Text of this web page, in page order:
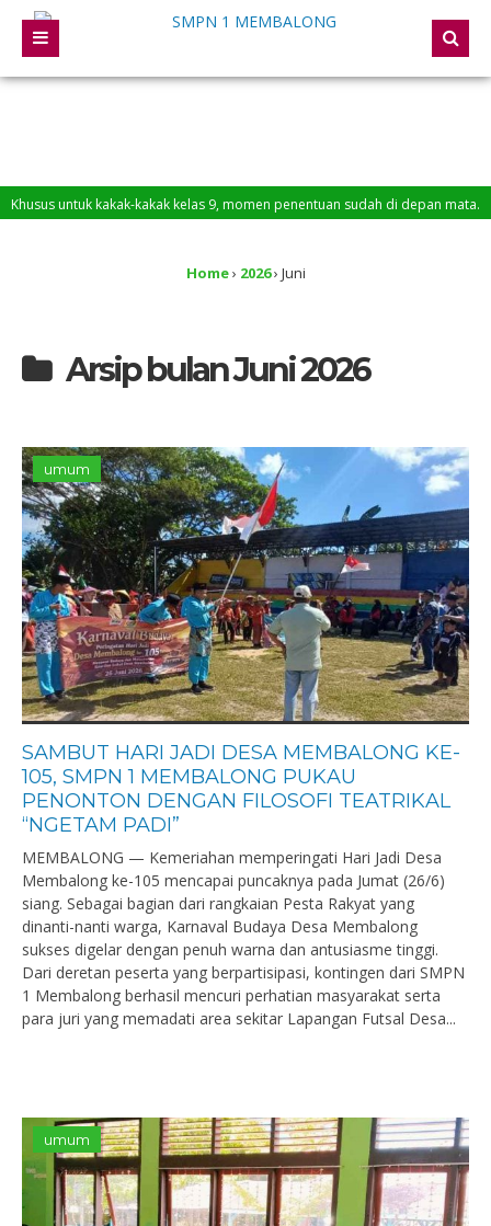
kakak-kakak kelas 9, momen penentuan sudah di depan mata.
1 Membalong
Home› 2026› Juni
Arsip bulan Juni 2026
umum
SAMBUT HARI JADI DESA MEMBALONG KE-
105, SMPN 1 MEMBALONG PUKAU
PENONTON DENGAN FILOSOFI TEATRIKAL
“NGETAM PADI”
MEMBALONG — Kemeriahan memperingati Hari Jadi Desa
Membalong ke-105 mencapai puncaknya pada Jumat (26/6)
siang. Sebagai bagian dari rangkaian Pesta Rakyat yang
dinanti-nanti warga, Karnaval Budaya Desa Membalong
sukses digelar dengan penuh warna dan antusiasme tinggi.
Dari deretan peserta yang berpartisipasi, kontingen dari SMPN
1 Membalong berhasil mencuri perhatian masyarakat serta
para juri yang memadati area sekitar Lapangan Futsal Desa...
umum